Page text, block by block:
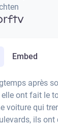
Embed
après
ont fait le
voiture qui
ils